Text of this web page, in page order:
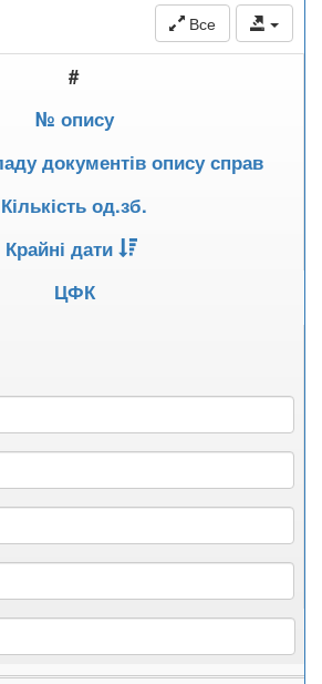
Все
#
№ опису
документів опису справ
Кількість од.зб.
Крайні дати
ЦФК